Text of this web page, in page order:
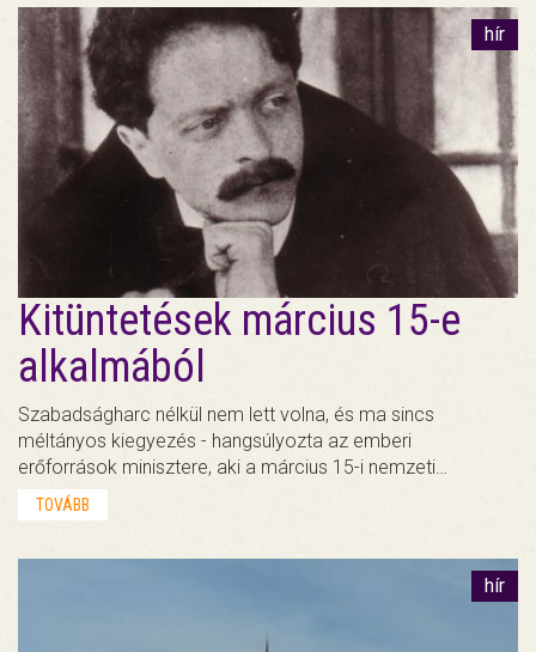
hír
Kitüntetések március 15-e
alkalmából
Szabadságharc nélkül nem lett volna, és ma sincs
méltányos kiegyezés - hangsúlyozta az emberi
erőforrások minisztere, aki a március 15-i nemzeti…
TOVÁBB
hír